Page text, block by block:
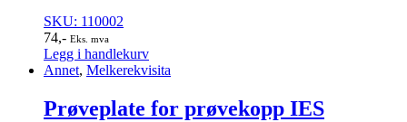
SKU: 110002
74,- Eks. mva
Legg i handlekurv
Annet, Melkerekvisita
Prøveplate for prøvekopp IES